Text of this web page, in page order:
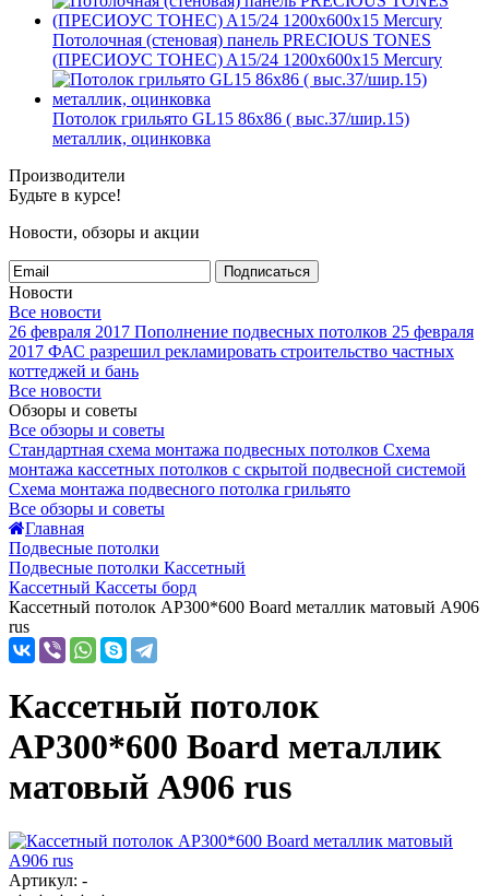
Потолочная (стеновая) панель PRECIOUS TONES
(ПРЕCИОУС ТОНЕС) A15/24 1200x600x15 Mercury
Потолок грильято GL15 86х86 ( выс.37/шир.15)
металлик, оцинковка
Производители
Будьте в курсе!
Новости, обзоры и акции
Подписаться
Новости
Все новости
26 февраля 2017 Пополнение подвесных потолков 25 февраля
2017 ФАС разрешил рекламировать строительство частных
коттеджей и бань
Все новости
Обзоры и советы
Все обзоры и советы
Стандартная схема монтажа подвесных потолков Схема
монтажа кассетных потолков с скрытой подвесной системой
Схема монтажа подвесного потолка грильято
Все обзоры и советы
Главная
Подвесные потолки
Подвесные потолки Кассетный
Кассетный Кассеты борд
Кассетный потолок AP300*600 Board металлик матовый А906
rus
Кассетный потолок
AP300*600 Board металлик
матовый А906 rus
Артикул: -